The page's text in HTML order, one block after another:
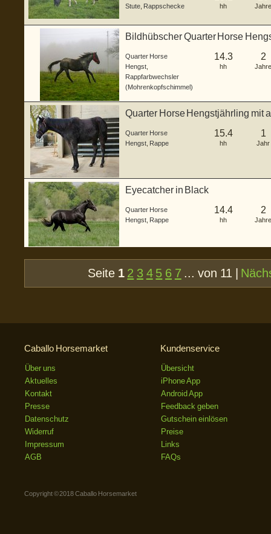
Stute Rappschecke hh Jahre
Bildhübscher Quarter Horse
Quarter Horse
Hengst
Rappfarbwechsler
(Mohrenkopfschimmel)
14.3
hh
2
Jahre
Quarter Horse Hengstjährling mit
Quarter Horse
Hengst Rappe
15.4
hh
1
Jahr
Eyecatcher in Black
Quarter Horse
Hengst Rappe
14.4
hh
2
Jahre
Seite 1 2 3 4 5 6 7 ... von 11 |
Caballo Horsemarket
Über uns
Aktuelles
Kontakt
Presse
Datenschutz
Widerruf
Impressum
AGB
Kundenservice
Übersicht
iPhone App
Android App
Feedback geben
Gutschein einlösen
Preise
Links
FAQs
Copyright © 2018 Caballo Horsemarket